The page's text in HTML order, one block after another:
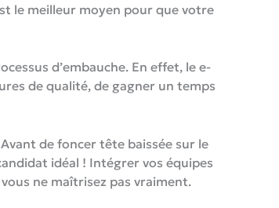
le meilleur moyen pour que votre
d’embauche. En effet, le e-
de qualité, de gagner un temps
de foncer tête baissée sur le
idéal ! Intégrer vos équipes
ne maîtrisez pas vraiment.